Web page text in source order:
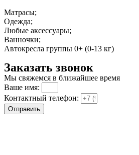
Матрасы;
Одежда;
Любые аксессуары;
Ванночки;
Автокресла группы 0+ (0-13 кг)
Заказать звонок
Мы свяжемся в ближайшее время
Ваше имя:
Контактный телефон:
Отправить